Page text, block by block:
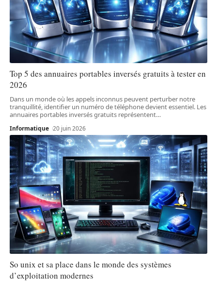
Top 5 des annuaires portables inversés gratuits à tester en
2026
Dans un monde où les appels inconnus peuvent perturber notre
tranquillité, identifier un numéro de téléphone devient essentiel. Les
annuaires portables inversés gratuits représentent…
Informatique 20 juin 2026
So unix et sa place dans le monde des systèmes
d’exploitation modernes